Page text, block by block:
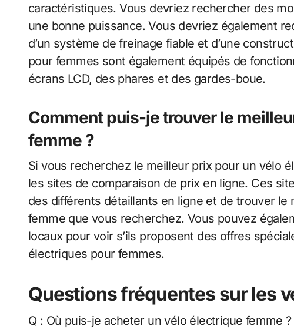
caractéristiques. Vous devriez rechercher des
une bonne puissance. Vous devriez également
d’un système de freinage fiable et d’une
pour femmes sont également équipés de
écrans LCD, des phares et des gardes-boue.
Comment puis-je trouver le
femme ?
Si vous recherchez le meilleur prix pour un vélo
les sites de comparaison de prix en ligne. Ces
des différents détaillants en ligne et de trouver
femme que vous recherchez. Vous pouvez
locaux pour voir s’ils proposent des offres
électriques pour femmes.
Questions fréquentes sur les
Q : Où puis-je acheter un vélo électrique femme ?